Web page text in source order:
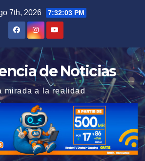
7th, 2026 7:32:05 PM
de Noticias
mirada a la realidad